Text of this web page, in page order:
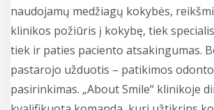
naudojamų medžiagų kokybės,
klinikos požiūris į kokybę, tiek
tiek ir paties paciento atsakingumas.
pastarojo užduotis – patikimos
pasirinkimas. „About Smile“ klinikoje